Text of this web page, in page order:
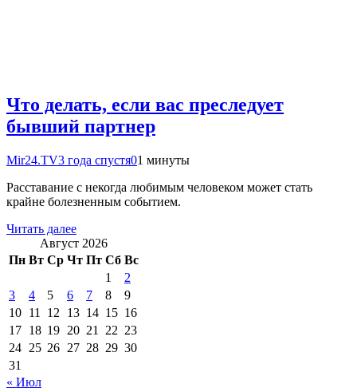
Что делать, если вас преследует
бывший партнер
Mir24.TV3 года спустя01 минуты
Расставание с некогда любимым человеком может стать
крайне болезненным событием.
Читать далее
Август 2026
Пн Вт Ср Чт Пт Сб Вс
1
2
3
4 5 6 7 8
9
10 11 12 13 14 15 16
17 18 19 20 21 22 23
24 25 26 27 28 29 30
31
« Июл